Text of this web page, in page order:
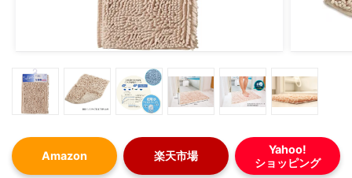
Amazon 楽天市場
Yahoo!
ショッピング